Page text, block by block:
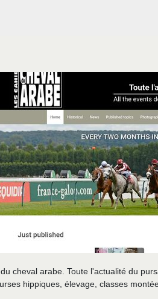
cheval arabe. Toute l'actualité du
hippiques, élevage, classes